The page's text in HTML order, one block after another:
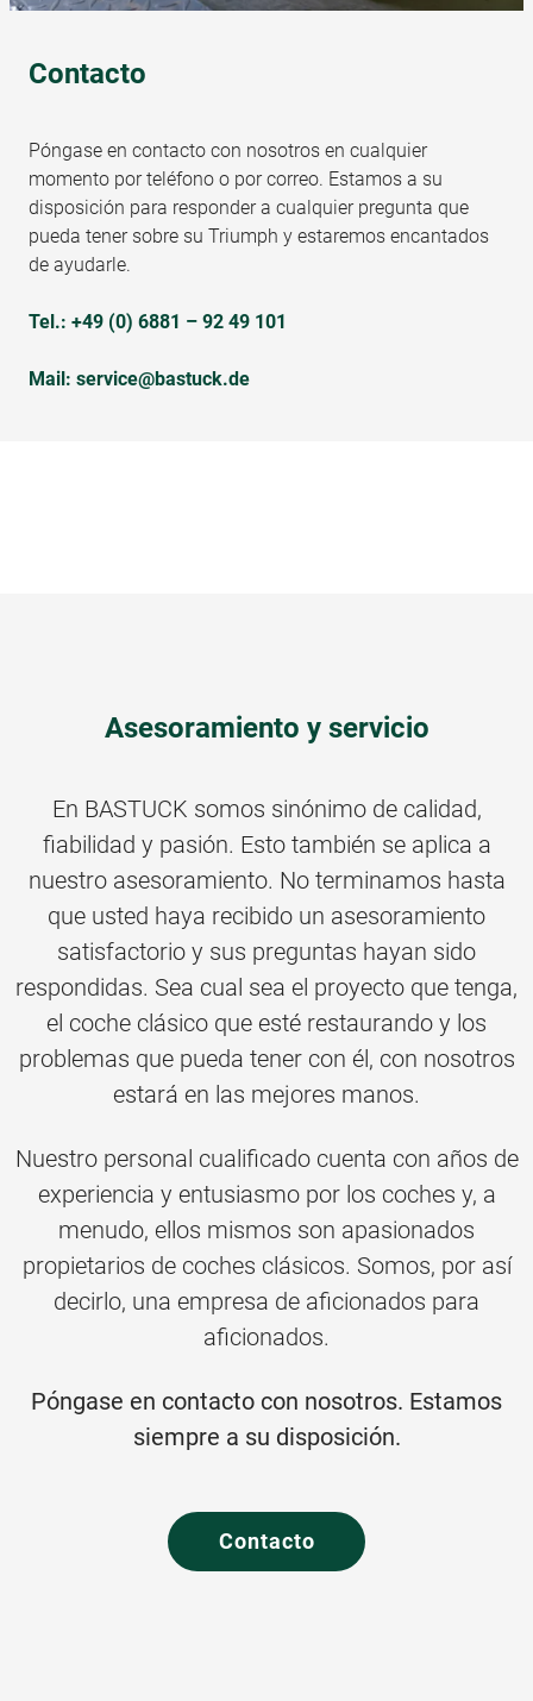
Contacto
Póngase en contacto con nosotros en cualquier
momento por teléfono o por correo. Estamos a su
disposición para responder a cualquier pregunta que
pueda tener sobre su Triumph y estaremos encantados
de ayudarle.
Tel.: +49 (0) 6881 – 92 49 101
Mail: service@bastuck.de
Asesoramiento y servicio
En BASTUCK somos sinónimo de calidad,
fiabilidad y pasión. Esto también se aplica a
nuestro asesoramiento. No terminamos hasta
que usted haya recibido un asesoramiento
satisfactorio y sus preguntas hayan sido
respondidas. Sea cual sea el proyecto que tenga,
el coche clásico que esté restaurando y los
problemas que pueda tener con él, con nosotros
estará en las mejores manos.
Nuestro personal cualificado cuenta con años de
experiencia y entusiasmo por los coches y, a
menudo, ellos mismos son apasionados
propietarios de coches clásicos. Somos, por así
decirlo, una empresa de aficionados para
aficionados.
Póngase en contacto con nosotros. Estamos
siempre a su disposición.
Contacto